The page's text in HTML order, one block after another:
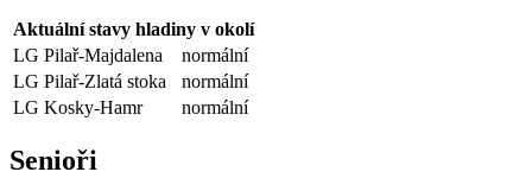
Aktuální stavy hladiny v okolí
LG Pilař-Majdalena
normální
LG Pilař-Zlatá stoka
normální
LG Kosky-Hamr
normální
Senioři